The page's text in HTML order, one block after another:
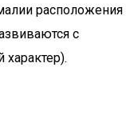
расположения
с
характер).